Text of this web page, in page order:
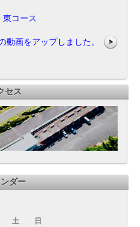
コース
動画をアップしました。
セス
ダー
土 日